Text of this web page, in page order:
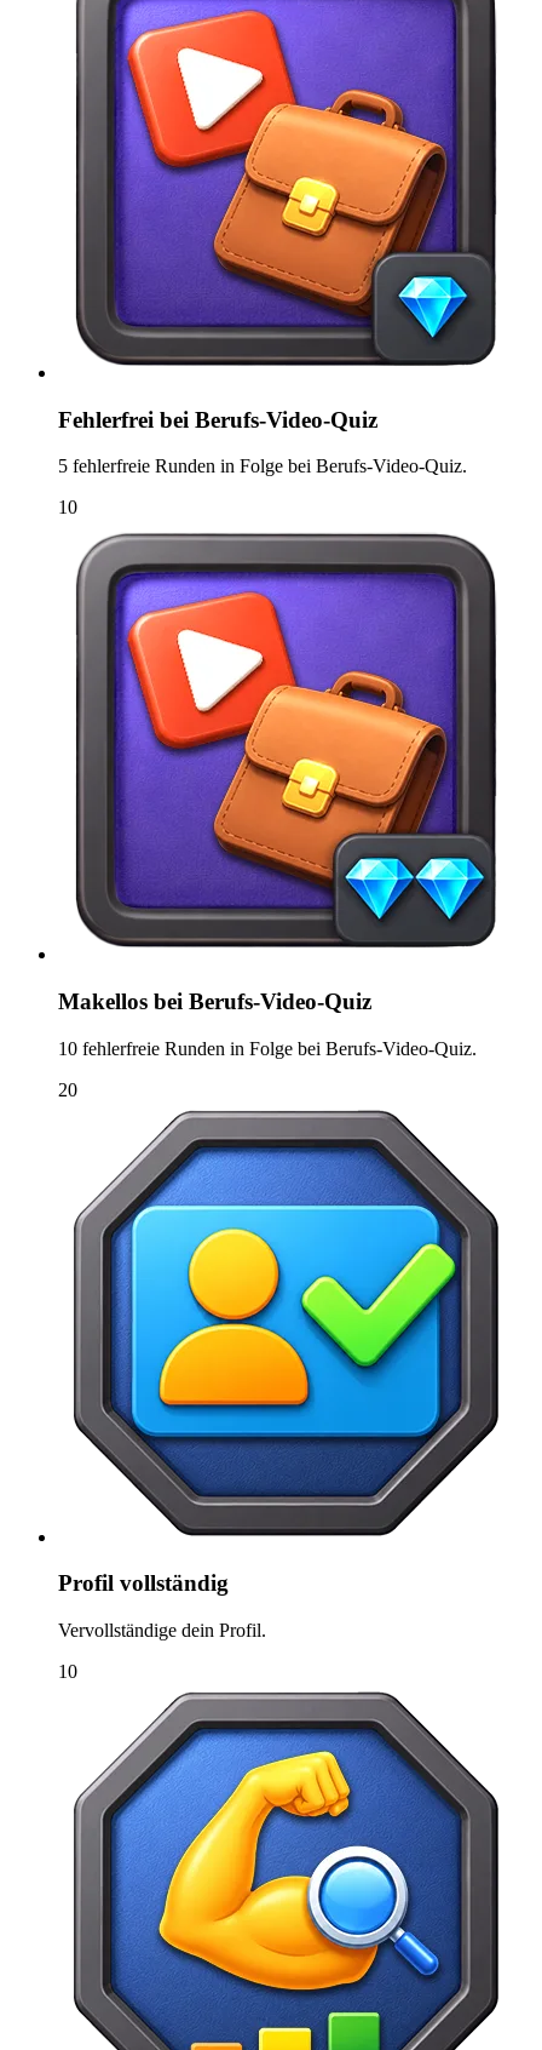
Fehlerfrei bei Berufs-Video-Quiz
5 fehlerfreie Runden in Folge bei Berufs-Video-Quiz.
10
Makellos bei Berufs-Video-Quiz
10 fehlerfreie Runden in Folge bei Berufs-Video-Quiz.
20
Profil vollständig
Vervollständige dein Profil.
10